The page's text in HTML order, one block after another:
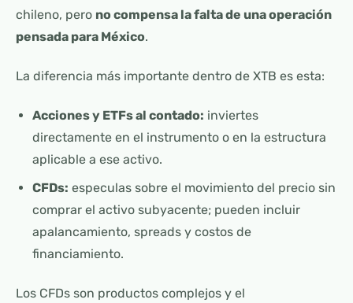
chileno, pero no compensa la falta de una operación
pensada para México.
La diferencia más importante dentro de XTB es esta:
Acciones y ETFs al contado: inviertes
directamente en el instrumento o en la estructura
aplicable a ese activo.
CFDs: especulas sobre el movimiento del precio sin
comprar el activo subyacente; pueden incluir
apalancamiento, spreads y costos de
financiamiento.
Los CFDs son productos complejos y el